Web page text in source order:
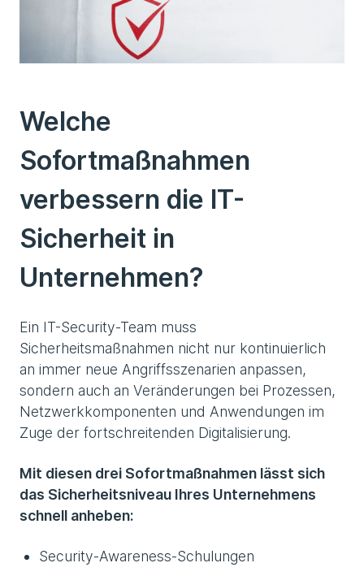
Welche
Sofortmaßnahmen
verbessern die IT-
Sicherheit in
Unternehmen?
Ein IT-Security-Team muss
Sicherheitsmaßnahmen nicht nur kontinuierlich
an immer neue Angriffsszenarien anpassen,
sondern auch an Veränderungen bei Prozessen,
Netzwerkkomponenten und Anwendungen im
Zuge der fortschreitenden Digitalisierung.
Mit diesen drei Sofortmaßnahmen lässt sich
das Sicherheitsniveau Ihres Unternehmens
schnell anheben:
Security-Awareness-Schulungen